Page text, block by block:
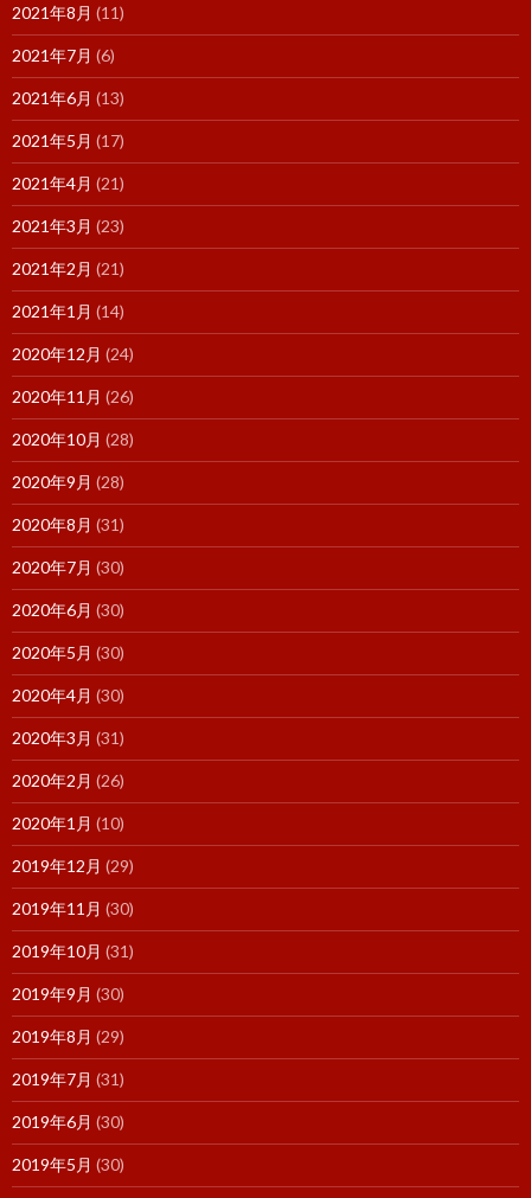
2021年8月 (11)
2021年7月 (6)
2021年6月 (13)
2021年5月 (17)
2021年4月 (21)
2021年3月 (23)
2021年2月 (21)
2021年1月 (14)
2020年12月 (24)
2020年11月 (26)
2020年10月 (28)
2020年9月 (28)
2020年8月 (31)
2020年7月 (30)
2020年6月 (30)
2020年5月 (30)
2020年4月 (30)
2020年3月 (31)
2020年2月 (26)
2020年1月 (10)
2019年12月 (29)
2019年11月 (30)
2019年10月 (31)
2019年9月 (30)
2019年8月 (29)
2019年7月 (31)
2019年6月 (30)
2019年5月 (30)